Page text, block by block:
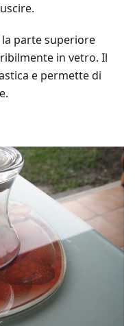
parte superiore
in vetro. Il
e permette di